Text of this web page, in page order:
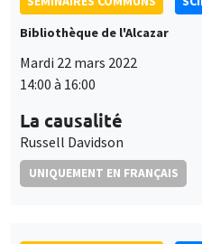
Bibliothèque de l'Alcazar
Mardi 22 mars 2022
14:00 à 16:00
La causalité
Russell Davidson
UNIQUEMENT EN FRANÇAIS